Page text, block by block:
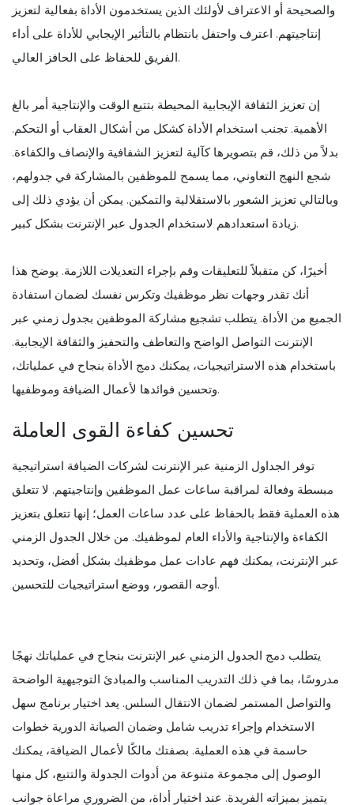
والصحيحة أو الاعتراف لأولئك الذين يستخدمون الأداة بفعالية لتعزيز
إنتاجيتهم. اعترف واحتفل بانتظام بالتأثير الإيجابي للأداة على أداء
الفريق للحفاظ على الحافز العالي.
إن تعزيز الثقافة الإيجابية المحيطة بتتبع الوقت والإنتاجية أمر بالغ
الأهمية. تجنب استخدام الأداة كشكل من أشكال العقاب أو التحكم.
بدلاً من ذلك، قم بتصويرها كآلية لتعزيز الشفافية والإنصاف والكفاءة.
شجع النهج التعاوني، مما يسمح للموظفين بالمشاركة في جدولهم،
وبالتالي تعزيز الشعور بالاستقلالية والتمكين. يمكن أن يؤدي ذلك إلى
زيادة استعدادهم لاستخدام الجدول عبر الإنترنت بشكل كبير.
أخيرًا، كن متقبلاً للتعليقات وقم بإجراء التعديلات اللازمة. يوضح هذا
أنك تقدر وجهات نظر موظفيك وتكرس نفسك لضمان استفادة
الجميع من الأداة. يتطلب تشجيع مشاركة الموظفين بجدول زمني عبر
الإنترنت التواصل الواضح والتعاطف والتحفيز والثقافة الإيجابية.
باستخدام هذه الاستراتيجيات، يمكنك دمج الأداة بنجاح في عملياتك،
وتحسين فوائدها لأعمال الضيافة وموظفيها.
تحسين كفاءة القوى العاملة
توفر الجداول الزمنية عبر الإنترنت لشركات الضيافة استراتيجية
مبسطة وفعالة لمراقبة ساعات عمل الموظفين وإنتاجيتهم. لا تتعلق
هذه العملية فقط بالحفاظ على عدد ساعات العمل؛ إنها تتعلق بتعزيز
الكفاءة والإنتاجية والأداء العام لموظفيك. من خلال الجدول الزمني
عبر الإنترنت، يمكنك فهم عادات عمل موظفيك بشكل أفضل، وتحديد
أوجه القصور، ووضع استراتيجيات للتحسين.
يتطلب دمج الجدول الزمني عبر الإنترنت بنجاح في عملياتك نهجًا
مدروسًا، بما في ذلك التدريب المناسب والمبادئ التوجيهية الواضحة
والتواصل المستمر لضمان الانتقال السلس. يعد اختيار برنامج سهل
الاستخدام وإجراء تدريب شامل وضمان الصيانة الدورية خطوات
حاسمة في هذه العملية. بصفتك مالكًا لأعمال الضيافة، يمكنك
الوصول إلى مجموعة متنوعة من أدوات الجدولة والتتبع، كل منها
يتميز بميزاته الفريدة. عند اختيار أداة، من الضروري مراعاة جوانب